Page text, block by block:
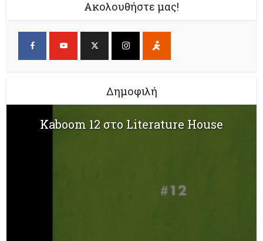
Ακολουθήστε μας!
Δημοφιλή
Kaboom 12 στο Literature House